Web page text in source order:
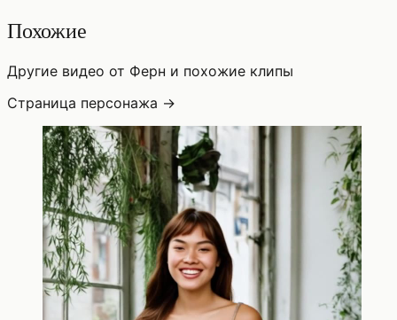
Похожие
Другие видео от Ферн и похожие клипы
Страница персонажа →